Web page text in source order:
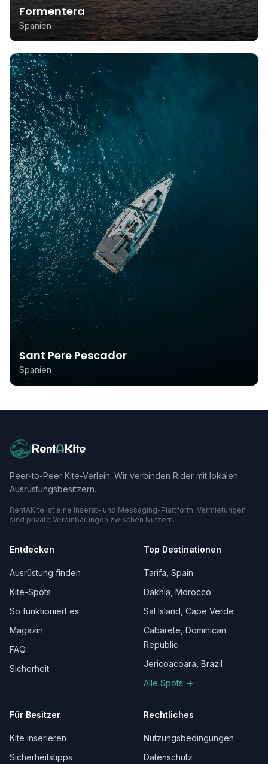
Formentera
Spanien
Sant Pere Pescador
Spanien
RentAKite
Peer-to-Peer Kite-Verleih. Wir verbinden Rider mit lokalen
Ausrüstungsbesitzern.
RentAKite ist eine Inserat- und Messaging-Plattform. Vermietungen
sind private Vereinbarungen zwischen Nutzern.
Entdecken
Ausrüstung finden
Kite-Spots
So funktioniert es
Magazin
FAQ
Sicherheit
Top Destinationen
Tarifa, Spain
Dakhla, Morocco
Sal Island, Cape Verde
Cabarete, Dominican
Republic
Jericoacoara, Brazil
Alle Spots →
Für Besitzer
Kite inserieren
Sicherheitstipps
Rechtliches
Nutzungsbedingungen
Datenschutz